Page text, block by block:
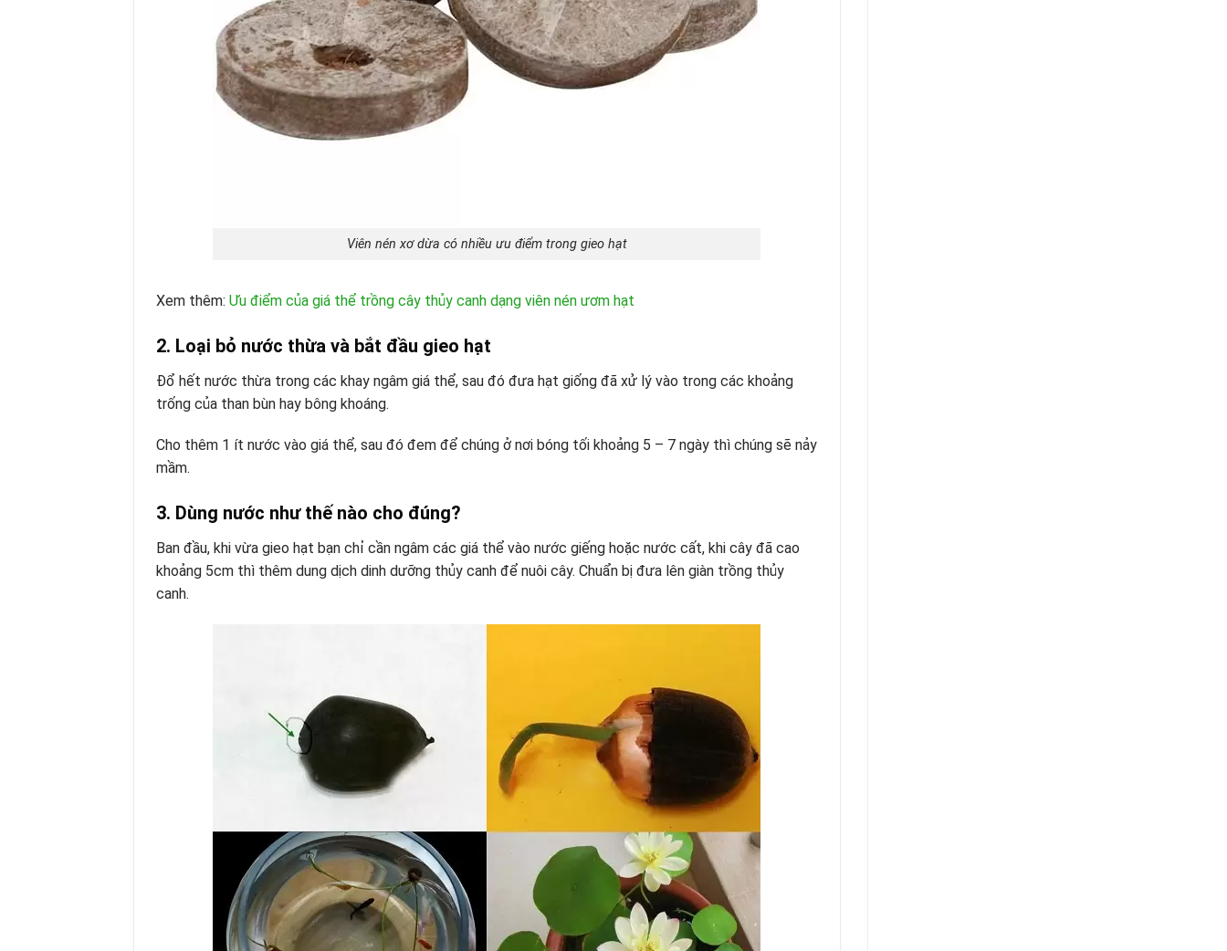
Viên nén xơ dừa có nhiều ưu điểm trong gieo hạt
Xem thêm: Ưu điểm của giá thể trồng cây thủy canh dạng viên nén ươm hạt
2. Loại bỏ nước thừa và bắt đầu gieo hạt
Đổ hết nước thừa trong các khay ngâm giá thể, sau đó đưa hạt giống đã xử lý vào trong các khoảng
trống của than bùn hay bông khoáng.
Cho thêm 1 ít nước vào giá thể, sau đó đem để chúng ở nơi bóng tối khoảng 5 – 7 ngày thì chúng sẽ nảy
mầm.
3. Dùng nước như thế nào cho đúng?
Ban đầu, khi vừa gieo hạt bạn chỉ cần ngâm các giá thể vào nước giếng hoặc nước cất, khi cây đã cao
khoảng 5cm thì thêm dung dịch dinh dưỡng thủy canh để nuôi cây. Chuẩn bị đưa lên giàn trồng thủy
canh.